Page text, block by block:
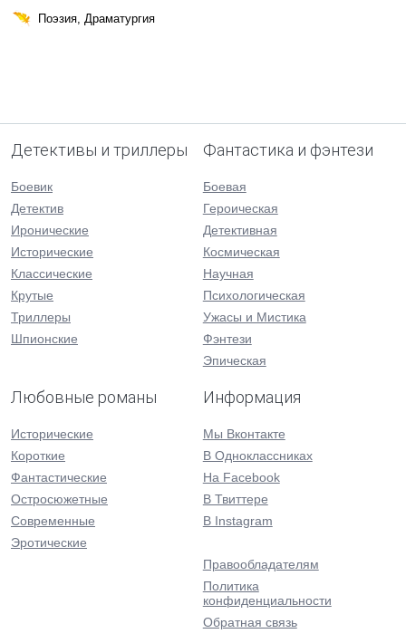
Поэзия, Драматургия
Детективы и триллеры
Боевик
Детектив
Иронические
Исторические
Классические
Крутые
Триллеры
Шпионские
Фантастика и фэнтези
Боевая
Героическая
Детективная
Космическая
Научная
Психологическая
Ужасы и Мистика
Фэнтези
Эпическая
Любовные романы
Исторические
Короткие
Фантастические
Остросюжетные
Современные
Эротические
Информация
Мы Вконтакте
В Одноклассниках
На Facebook
В Твиттере
В Instagram
Правообладателям
Политика
конфиденциальности
Обратная связь